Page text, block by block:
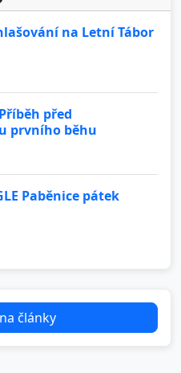
na Letní Tábor
před
prvního běhu
Paběnice pátek
články